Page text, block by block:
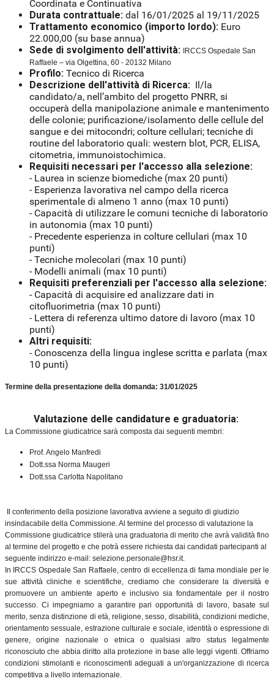
Coordinata e Continuativa
Durata contrattuale: dal 16/01/2025 al 19/11/2025
Trattamento economico (importo lordo): Euro
22.000,00 (su base annua)
Sede di svolgimento dell'attività:
IRCCS Ospedale San
Raffaele – via Olgettina, 60 - 20132 Milano
Profilo: Tecnico di Ricerca
Descrizione dell'attività di Ricerca: Il/la
candidato/a, nell’ambito del progetto PNRR, si
occuperà della manipolazione animale e mantenimento
delle colonie; purificazione/isolamento delle cellule del
sangue e dei mitocondri; colture cellulari; tecniche di
routine del laboratorio quali: western blot, PCR, ELISA,
citometria, immunoistochimica.
Requisiti necessari per l'accesso alla selezione:
- Laurea in scienze biomediche (max 20 punti)
- Esperienza lavorativa nel campo della ricerca
sperimentale di almeno 1 anno (max 10 punti)
- Capacità di utilizzare le comuni tecniche di laboratorio
in autonomia (max 10 punti)
- Precedente esperienza in colture cellulari (max 10
punti)
- Tecniche molecolari (max 10 punti)
- Modelli animali (max 10 punti)
Requisiti preferenziali per l'accesso alla selezione:
- Capacità di acquisire ed analizzare dati in
citofluorimetria (max 10 punti)
- Lettera di referenza ultimo datore di lavoro (max 10
punti)
Altri requisiti:
- Conoscenza della lingua inglese scritta e parlata (max
10 punti)
Termine della presentazione della domanda: 31/01/2025
Valutazione delle candidature e graduatoria:
La Commissione giudicatrice sarà composta dai seguenti membri:
Prof. Angelo Manfredi
Dott.ssa Norma Maugeri
Dott.ssa Carlotta Napolitano
Il conferimento della posizione lavorativa avviene a seguito di giudizio
insindacabile della Commissione. Al termine del processo di valutazione la
Commissione giudicatrice stilerà una graduatoria di merito che avrà validità fino
al termine del progetto e che potrà essere richiesta dai candidati partecipanti al
seguente indirizzo e-mail: selezione.personale@hsr.it.
In IRCCS Ospedale San Raffaele, centro di eccellenza di fama mondiale per le
sue attività cliniche e scientifiche, crediamo che considerare la diversità e
promuovere un ambiente aperto e inclusivo sia fondamentale per il nostro
successo. Ci impegniamo a garantire pari opportunità di lavoro, basate sul
merito, senza distinzione di età, religione, sesso, disabilità, condizioni mediche,
orientamento sessuale, estrazione culturale e sociale, identità o espressione di
genere, origine nazionale o etnica o qualsiasi altro status legalmente
riconosciuto che abbia diritto alla protezione in base alle leggi vigenti. Offriamo
condizioni stimolanti e riconoscimenti adeguati a un'organizzazione di ricerca
competitiva a livello internazionale.